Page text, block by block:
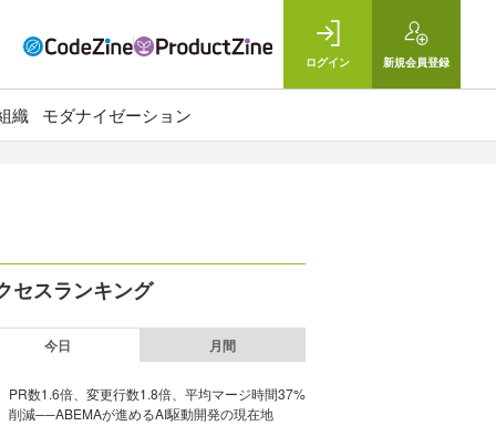
ログイン 新規会員登録
織 モダナイゼーション
セスランキング
今日 月間
PR数1.6倍、変更行数1.8倍、平均マージ時間37%
削減──ABEMAが進めるAI駆動開発の現在地